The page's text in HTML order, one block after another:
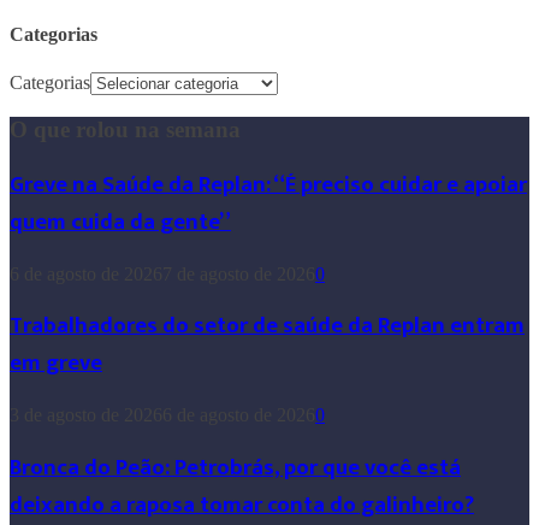
Categorias
Categorias
O que rolou na semana
Greve na Saúde da Replan: “É preciso cuidar e apoiar
quem cuida da gente”
0
Trabalhadores do setor de saúde da Replan entram
em greve
0
Bronca do Peão: Petrobrás, por que você está
deixando a raposa tomar conta do galinheiro?